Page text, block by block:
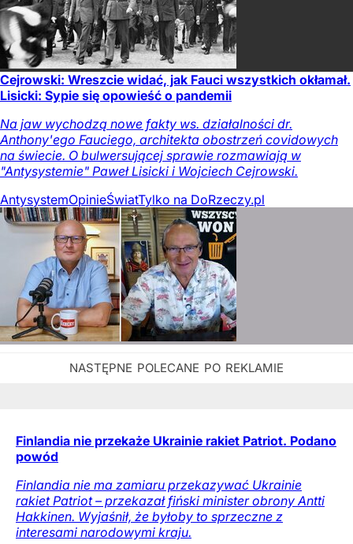
Cejrowski: Wreszcie widać, jak Fauci wszystkich okłamał.
Lisicki: Sypie się opowieść o pandemii
Na jaw wychodzą nowe fakty ws. działalności dr.
Anthony'ego Fauciego, architekta obostrzeń covidowych
na świecie. O bulwersującej sprawie rozmawiają w
"Antysystemie" Paweł Lisicki i Wojciech Cejrowski.
AntysystemOpinieŚwiatTylko na DoRzeczy.pl
Finlandia nie przekaże Ukrainie rakiet Patriot. Podano
powód
Finlandia nie ma zamiaru przekazywać Ukrainie
rakiet Patriot – przekazał fiński minister obrony Antti
Hakkinen. Wyjaśnił, że byłoby to sprzeczne z
interesami narodowymi kraju.